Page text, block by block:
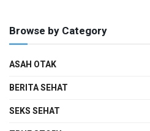
Browse by Category
ASAH OTAK
BERITA SEHAT
SEKS SEHAT